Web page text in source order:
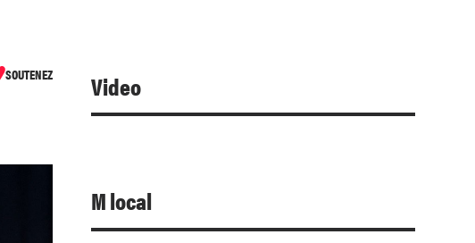
SOUTENEZ Video
M local